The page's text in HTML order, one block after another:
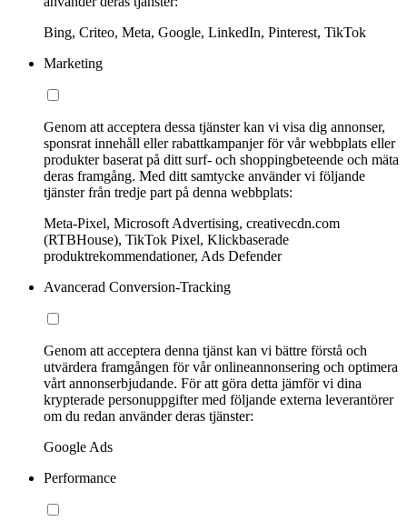
Bing, Criteo, Meta, Google, LinkedIn, Pinterest, TikTok
Marketing
Genom att acceptera dessa tjänster kan vi visa dig annonser,
sponsrat innehåll eller rabattkampanjer för vår webbplats eller
produkter baserat på ditt surf- och shoppingbeteende och mäta
deras framgång. Med ditt samtycke använder vi följande
tjänster från tredje part på denna webbplats:
Meta-Pixel, Microsoft Advertising, creativecdn.com
(RTBHouse), TikTok Pixel, Klickbaserade
produktrekommendationer, Ads Defender
Avancerad Conversion-Tracking
Genom att acceptera denna tjänst kan vi bättre förstå och
utvärdera framgången för vår onlineannonsering och optimera
vårt annonserbjudande. För att göra detta jämför vi dina
krypterade personuppgifter med följande externa leverantörer
om du redan använder deras tjänster:
Google Ads
Performance